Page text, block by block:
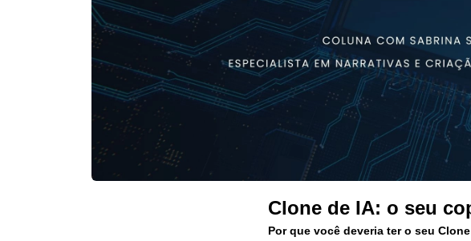
Clone de IA: o seu
Por que você deveria ter o seu